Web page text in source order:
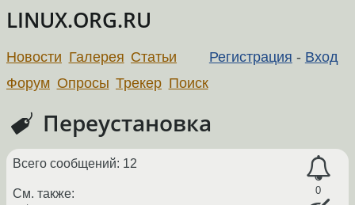
LINUX.ORG.RU
Регистрация - Вход
Новости Галерея Статьи
Форум Опросы Трекер Поиск
Переустановка
0
Всего сообщений: 12
См. также: